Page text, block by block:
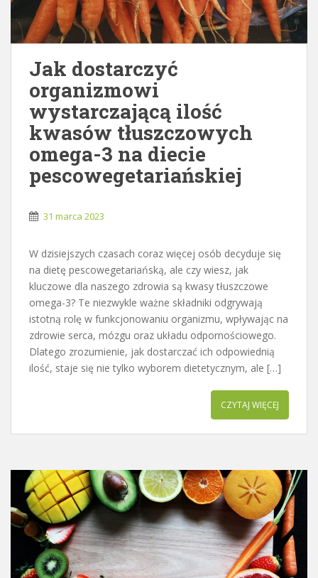
Jak dostarczyć
organizmowi
wystarczającą ilość
kwasów tłuszczowych
omega-3 na diecie
pescowegetariańskiej
31 marca 2023
W dzisiejszych czasach coraz więcej osób decyduje się
na dietę pescowegetariańską, ale czy wiesz, jak
kluczowe dla naszego zdrowia są kwasy tłuszczowe
omega-3? Te niezwykle ważne składniki odgrywają
istotną rolę w funkcjonowaniu organizmu, wpływając na
zdrowie serca, mózgu oraz układu odpornościowego.
Dlatego zrozumienie, jak dostarczać ich odpowiednią
ilość, staje się nie tylko wyborem dietetycznym, ale […]
CZYTAJ WIĘCEJ